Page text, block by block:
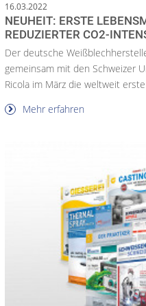
16.03.2022
NEUHEIT: ERSTE
REDUZIERTER CO2-
Der deutsche
gemeinsam mit den Schweizer
Ricola im März die weltweit
Mehr erfahren